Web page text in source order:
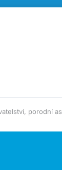
porodní